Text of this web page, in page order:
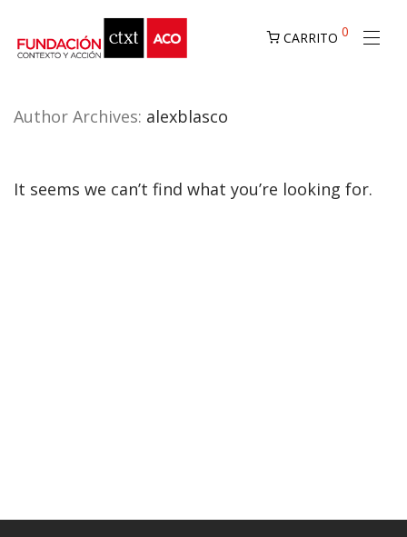
CARRITO 0
Author Archives: alexblasco
It seems we can’t find what you’re looking for.